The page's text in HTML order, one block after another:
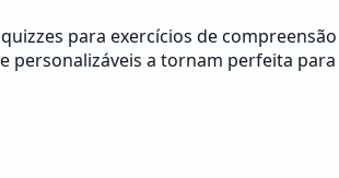
para exercícios de
personalizáveis a tornam perfeita